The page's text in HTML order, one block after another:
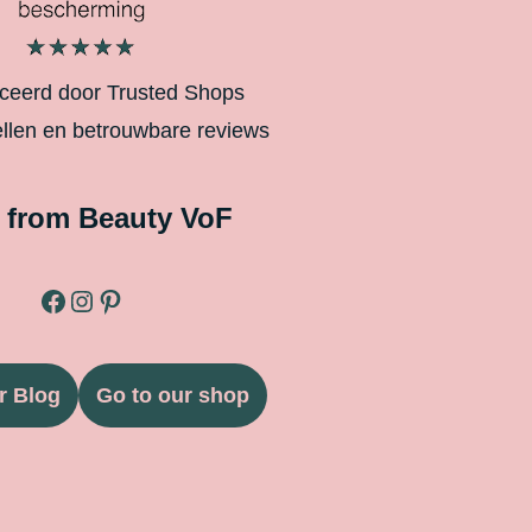
door Trusted Shops
en betrouwbare reviews
Beauty VoF
Blog Go to our shop